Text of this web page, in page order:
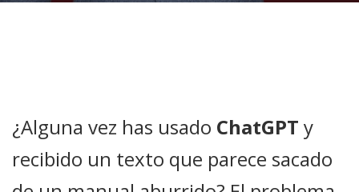
¿Alguna vez has usado ChatGPT y
recibido un texto que parece sacado